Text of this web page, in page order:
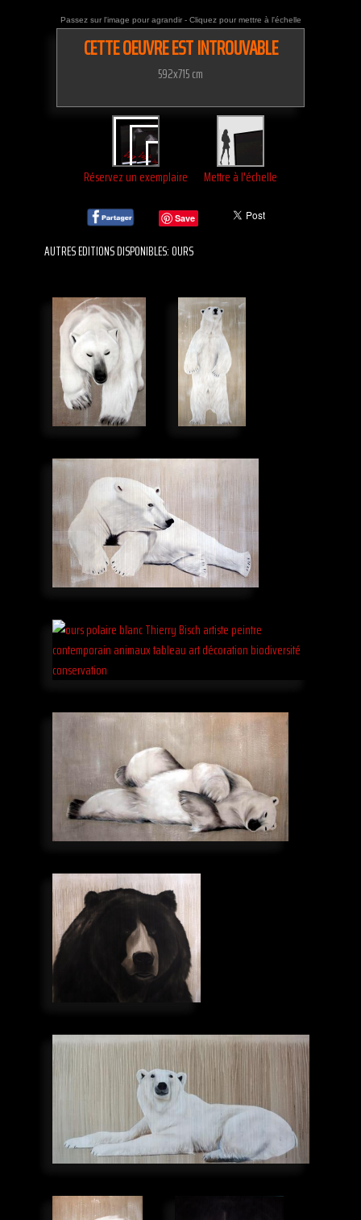
Passez sur l'image pour agrandir - Cliquez pour mettre à l'échelle
CETTE OEUVRE EST INTROUVABLE
592x715 cm
Réservez un exemplaire Mettre à l'échelle
Save
AUTRES EDITIONS DISPONIBLES: OURS